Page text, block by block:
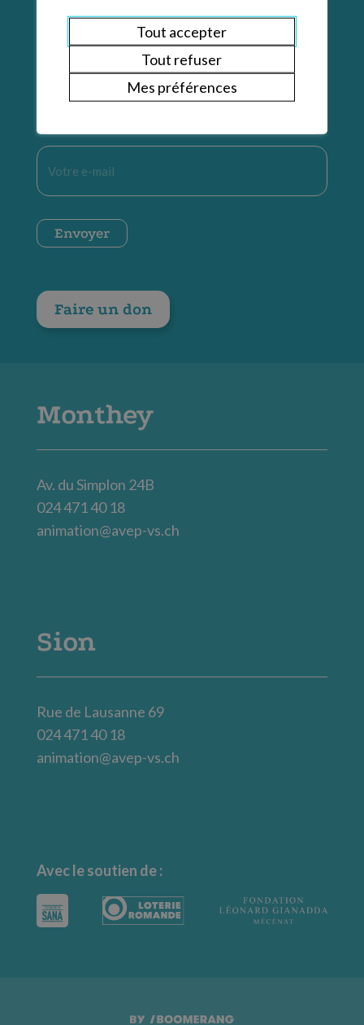
E-
mail
CAPTCHA
Envoyer
Faire un don
Monthey
Av. du Simplon 24B
024 471 40 18
animation@avep-vs.ch
Sion
Rue de Lausanne 69
024 471 40 18
animation@avep-vs.ch
Avec le soutien de :
Tout accepter
Tout refuser
Mes préférences